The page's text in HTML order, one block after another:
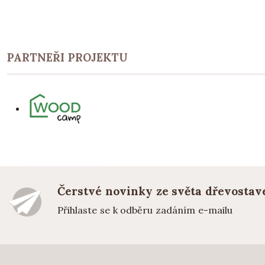
PARTNEŘI PROJEKTU
Čerstvé novinky ze světa
Přihlaste se k odběru zadáním e-mailu